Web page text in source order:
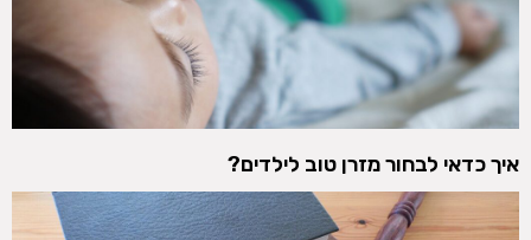
איך כדאי לבחור מזרן טוב לילדים?